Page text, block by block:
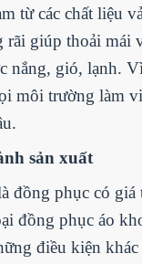
từ các chất liệu
rãi giúp thoải mái
nắng, gió, lạnh.
môi trường làm
sản xuất
đồng phục có giá
đồng phục áo
điều kiện